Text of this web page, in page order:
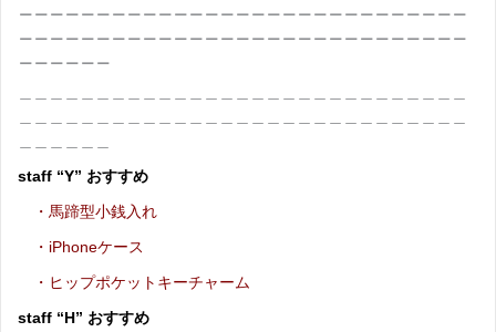
staff “Y” おすすめ
・馬蹄型小銭入れ
・iPhoneケース
・ヒップポケットキーチャーム
staff “H” おすすめ